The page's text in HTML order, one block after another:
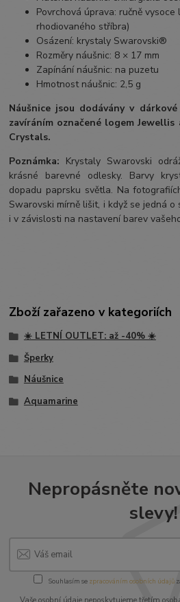
Povrchová úprava: ručně
rhodiovaného stříbra)
Osázení: krystaly Swarovski®
Rozměry náušnic: 8 × 17 mm
Zapínání náušnic: na puzetu
Hmotnost náušnic: 2,5 g
Náušnice jsou dodávány v
zavíráním označené logem
Crystals.
Poznámka: Krystaly Swarovski
krásné barevné odlesky. Barvy
dopadu paprsku světla. Na
Swarovski mírně lišit, i když se jedná
i v závislosti na nastavení barev
Zboží zařazeno v kategoriích
☀️ LETNÍ OUTLET: až -40% ☀️
Šperky
Náušnice
Aquamarine
Nepropásněte
slevy!
Souhlasím se zpracováním osobních údajů